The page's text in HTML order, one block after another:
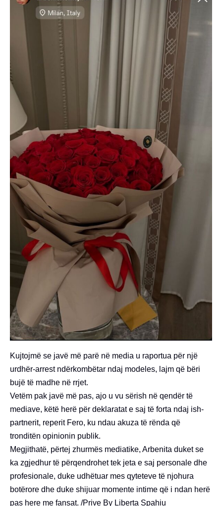
Kujtojmë se javë më parë në media u raportua për një
urdhër-arrest ndërkombëtar ndaj modeles, lajm që bëri
bujë të madhe në rrjet.
Vetëm pak javë më pas, ajo u vu sërish në qendër të
mediave, këtë herë për deklaratat e saj të forta ndaj ish-
partnerit, reperit Fero, ku ndau akuza të rënda që
tronditën opinionin publik.
Megjithatë, përtej zhurmës mediatike, Arbenita duket se
ka zgjedhur të përqendrohet tek jeta e saj personale dhe
profesionale, duke udhëtuar mes qyteteve të njohura
botërore dhe duke shijuar momente intime që i ndan herë
pas here me fansat. /Prive By Liberta Spahiu